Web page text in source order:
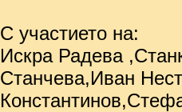
С участието на:
Искра Радева
Станчева,Иван